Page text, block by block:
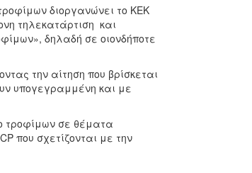
διοργανώνει το ΚΕΚ
τηλεκατάρτιση και
δηλαδή σε οιονδήποτε
την αίτηση που βρίσκεται
υπογεγραμμένη και με
τροφίμων σε θέματα
που σχετίζονται με την